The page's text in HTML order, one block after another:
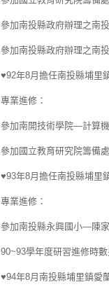
參加南投縣政府辦理之南
參加南投縣政府辦理之南
♥92年8月擔任南投縣埔里
專業進修：
參加南開技術學院—計算
參加國立教育研究院籌備
♥93年8月擔任南投縣埔里
專業進修：
參加南投縣永興國小—陳
90~93學年度研習進修時數
♥94年8月南投縣埔里鎮愛